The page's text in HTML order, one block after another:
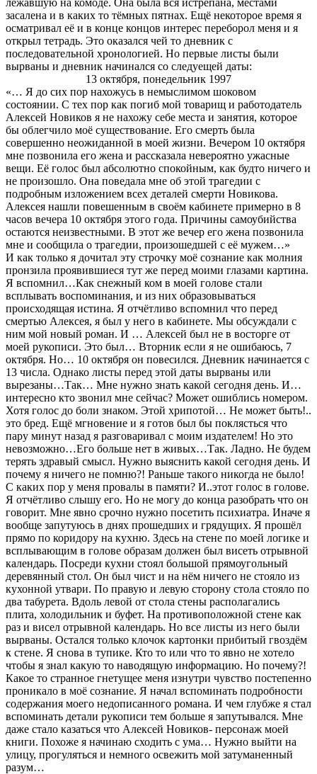
засалена и в каких то тёмных пятнах. Ещё некоторое время я
осматривал её и в конце концов интерес переборол меня и я
открыл тетрадь. Это оказался чей то дневник с
последовательной хронологией. Но первые листы были
вырваны и дневник начинался со следуещей даты:
13 октября, понедельник 1997
«… Я до сих пор нахожусь в немыслимом шоковом
состоянии. С тех пор как погиб мой товарищ и работодатель
Алексей Новиков я не нахожу себе места и занятия, которое
бы облегчило моё существование. Его смерть была
совершенно неожиданной в моей жизни. Вечером 10 октября
мне позвонила его жена и рассказала невероятно ужасные
вещи. Её голос был абсолютно спокойным, как будто ничего и
не произошло. Она поведала мне об этой трагедии с
подробным изложением всех деталей смерти Новикова.
Алексея нашли повешенным в своём кабинете примерно в 8
часов вечера 10 октября этого года. Причины самоубийства
остаются неизвестными. В этот же вечер его жена позвонила
мне и сообщила о трагедии, произошедшей с её мужем…»
И как только я дочитал эту строчку моё сознание как молния
пронзила проявившиеся тут же перед моими глазами картина.
Я вспомнил…Как снежный ком в моей голове стали
всплывать воспоминания, и из них образовываться
происходящая истина. Я отчётливо вспомнил что перед
смертью Алексея, я был у него в кабинете. Мы обсуждали с
ним мой новый роман. И … Алексей был не в восторге от
моей рукописи. Это был… Вторник если я не ошибаюсь, 7
октября. Но… 10 октября он повесился. Дневник начинается с
13 числа. Однако листы перед этой даты вырваны или
вырезаны…Так… Мне нужно знать какой сегодня день. И…
интересно кто звонил мне сейчас? Может ошиблись номером.
Хотя голос до боли знаком. Этой хрипотой… Не может быть!..
это бред. Ещё мгновение и я готов был бы поклясться что
пару минут назад я разговаривал с моим издателем! Но это
невозможно…Его больше нет в живых…Так. Ладно. Не будем
терять здравый смысл. Нужно выяснить какой сегодня день. И
почему я ничего не помню?! Раньше такого никогда не было!
С каких пор у меня провалы в памяти? И..этот голос в голове.
Я отчётливо слышу его. Но не могу до конца разобрать что он
говорит. Мне явно срочно нужно посетить психиатра. Иначе я
вообще запутуюсь в днях прошедших и грядущих. Я прошёл
прямо по коридору на кухню. Здесь на стене по моей логике и
всплывающим в голове образам должен был висеть отрывной
календарь. Посреди кухни стоял большой прямоугольный
деревянный стол. Он был чист и на нём ничего не стояло из
кухонной утвари. По правую и левую сторону стола стояло по
два табурета. Вдоль левой от стола стены располагались
плита, холодильник и буфет. На противоположной стене как
раз и висел отрывной календарь. Но все листы из него были
вырваны. Остался только клочок картонки прибитый гвоздём
к стене. Я снова в тупике. Кто то или что то явно не хотело
чтобы я знал какую то наводящую информацию. Но почему?!
Какое то странное гнетущее меня изнутри чувство постепенно
проникало в моё сознание. Я начал вспоминать подробности
содержания моего недописанного романа. И чем глубже я стал
вспоминать детали рукописи тем больше я запутывался. Мне
даже стало казаться что Алексей Новиков- персонаж моей
книги. Похоже я начинаю сходить с ума… Нужно выйти на
улицу, прогуляться и немного освежить мой затуманенный
разум…